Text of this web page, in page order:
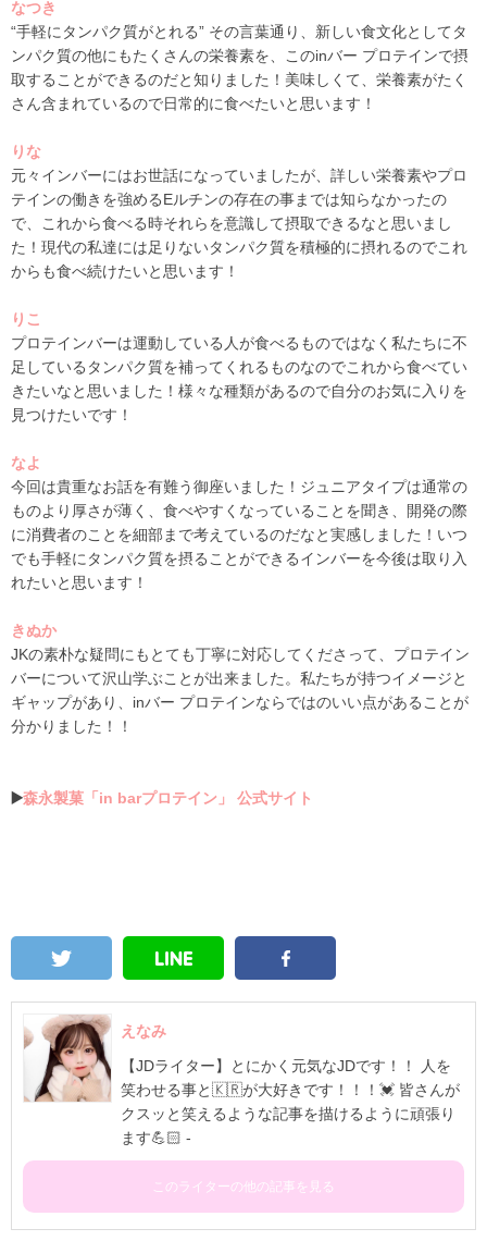
なつき
“手軽にタンパク質がとれる” その言葉通り、新しい食文化としてタ
ンパク質の他にもたくさんの栄養素を、このinバー プロテインで摂
取することができるのだと知りました！美味しくて、栄養素がたく
さん含まれているので日常的に食べたいと思います！
りな
元々インバーにはお世話になっていましたが、詳しい栄養素やプロ
テインの働きを強めるEルチンの存在の事までは知らなかったの
で、これから食べる時それらを意識して摂取できるなと思いまし
た！現代の私達には足りないタンパク質を積極的に摂れるのでこれ
からも食べ続けたいと思います！
りこ
プロテインバーは運動している人が食べるものではなく私たちに不
足しているタンパク質を補ってくれるものなのでこれから食べてい
きたいなと思いました！様々な種類があるので自分のお気に入りを
見つけたいです！
なよ
今回は貴重なお話を有難う御座いました！ジュニアタイプは通常の
ものより厚さが薄く、食べやすくなっていることを聞き、開発の際
に消費者のことを細部まで考えているのだなと実感しました！いつ
でも手軽にタンパク質を摂ることができるインバーを今後は取り入
れたいと思います！
きぬか
JKの素朴な疑問にもとても丁寧に対応してくださって、プロテイン
バーについて沢山学ぶことが出来ました。私たちが持つイメージと
ギャップがあり、 inバー プロテインならではのいい点があることが
分かりました！！
▶️森永製菓「in barプロテイン」 公式サイト
えなみ
【JDライター】とにかく元気なJDです！！ 人を
笑わせる事と🇰🇷が大好きです！！！💓 皆さんが
クスッと笑えるような記事を描けるように頑張り
ます💪🏻 -
このライターの他の記事を見る